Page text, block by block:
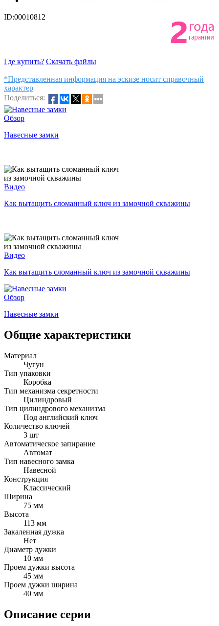
ID:00010812
Где купить? Скачать файлы
*Представленная информация на эскизе носит справочный
характер
Поделиться:
Обзор
Навесные замки
Видео
Как вытащить сломанный ключ из замочной скважины
Видео
Как вытащить сломанный ключ из замочной скважины
Обзор
Навесные замки
Общие характеристики
Материал
Чугун
Тип упаковки
Коробка
Тип механизма секретности
Цилиндровый
Тип цилиндрового механизма
Под английский ключ
Количество ключей
3 шт
Автоматическое запирание
Автомат
Тип навесного замка
Навесной
Конструкция
Классический
Ширина
75 мм
Высота
113 мм
Закаленная дужка
Нет
Диаметр дужки
10 мм
Проем дужки высота
45 мм
Проем дужки ширина
40 мм
Описание серии